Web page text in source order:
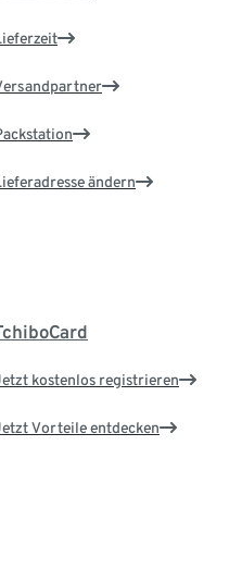
ändern
kostenlos registrieren
Vorteile entdecken